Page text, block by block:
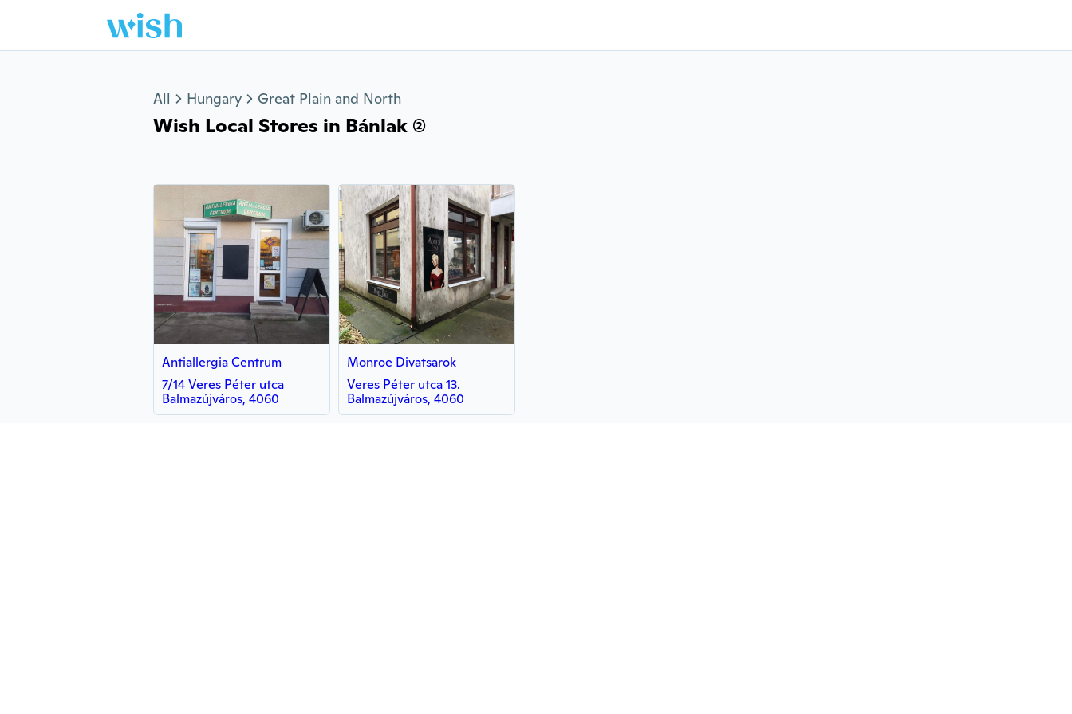
All Hungary Great Plain and North
Wish Local Stores in Bánlak (2)
Antiallergia Centrum
7/14 Veres Péter utca
Balmazújváros, 4060
Monroe Divatsarok
Veres Péter utca 13.
Balmazújváros, 4060